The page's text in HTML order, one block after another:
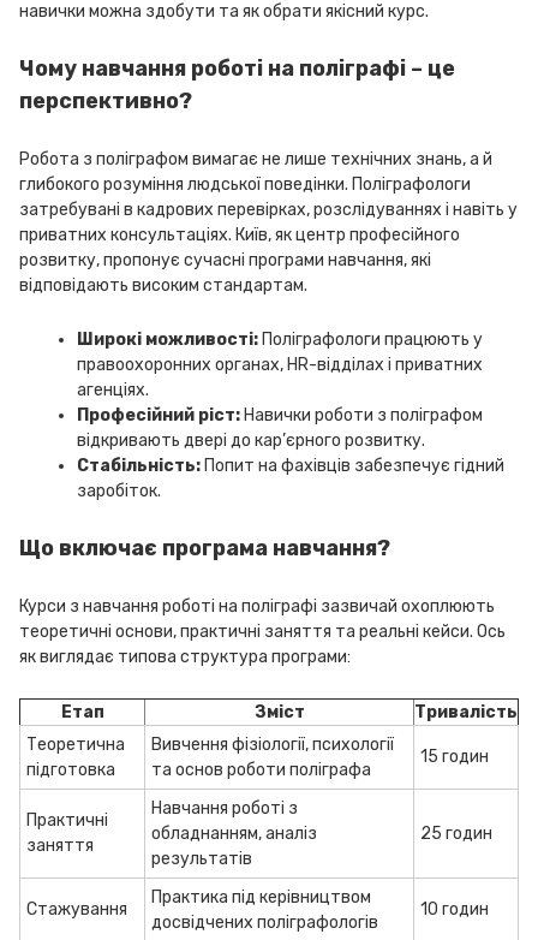
навички можна здобути та як обрати якісний курс.
Чому навчання роботі на поліграфі – це
перспективно?
Робота з поліграфом вимагає не лише технічних знань, а й
глибокого розуміння людської поведінки. Поліграфологи
затребувані в кадрових перевірках, розслідуваннях і навіть у
приватних консультаціях. Київ, як центр професійного
розвитку, пропонує сучасні програми навчання, які
відповідають високим стандартам.
Широкі можливості: Поліграфологи працюють у
правоохоронних органах, HR-відділах і приватних
агенціях.
Професійний ріст: Навички роботи з поліграфом
відкривають двері до кар’єрного розвитку.
Стабільність: Попит на фахівців забезпечує гідний
заробіток.
Що включає програма навчання?
Курси з навчання роботі на поліграфі зазвичай охоплюють
теоретичні основи, практичні заняття та реальні кейси. Ось
як виглядає типова структура програми:
Етап Зміст
Тривалість
Теоретична
підготовка
Вивчення фізіології, психології
та основ роботи поліграфа
15 годин
Практичні
заняття
Навчання роботі з
обладнанням, аналіз
результатів
25 годин
Стажування
Практика під керівництвом
досвідчених поліграфологів
10 годин